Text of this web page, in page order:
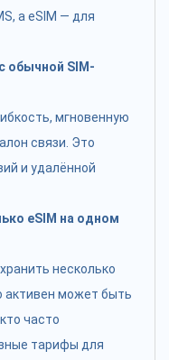
а eSIM — для
обычной SIM-
мгновенную
связи. Это
и удалённой
eSIM на одном
несколько
активен может быть
часто
тарифы для